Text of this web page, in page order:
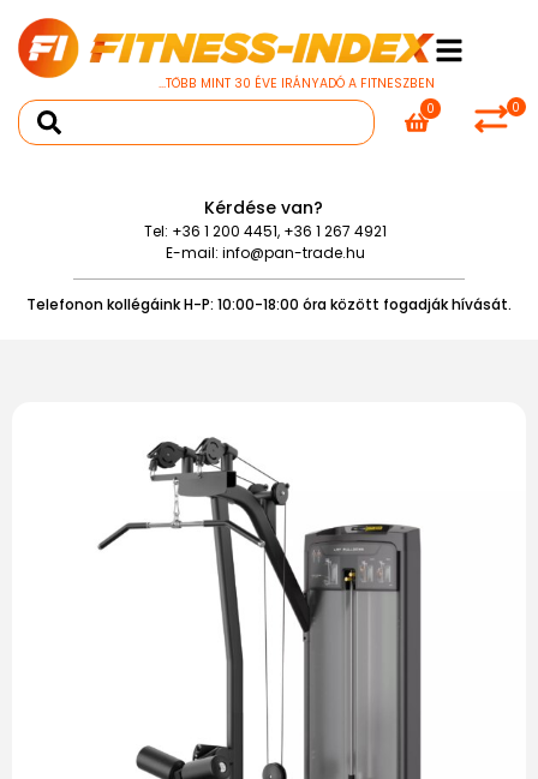
...TÖBB MINT 30 ÉVE IRÁNYADÓ A FITNESZBEN
0
0
Kérdése van?
Tel: +36 1 200 4451, +36 1 267 4921
E-mail: info@pan-trade.hu
Telefonon kollégáink H-P: 10:00-18:00 óra között fogadják hívását.